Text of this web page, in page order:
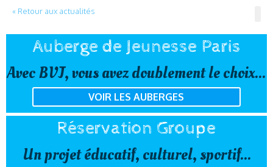
« Retour aux actualités
Auberge de Jeunesse Paris
Avec BVJ, vous avez doublement le choix...
VOIR LES AUBERGES
Réservation Groupe
Un projet éducatif, culturel, sportif...